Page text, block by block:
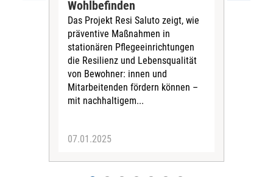
Wohlbefinden
Das Projekt Resi Saluto zeigt, wie
präventive Maßnahmen in
stationären Pflegeeinrichtungen
die Resilienz und Lebensqualität
von Bewohner: innen und
Mitarbeitenden fördern können –
mit nachhaltigem...
07.01.2025